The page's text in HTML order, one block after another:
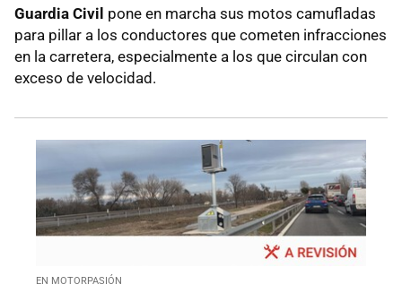
Guardia Civil pone en marcha sus motos camufladas
para pillar a los conductores que cometen infracciones
en la carretera, especialmente a los que circulan con
exceso de velocidad.
EN MOTORPASIÓN